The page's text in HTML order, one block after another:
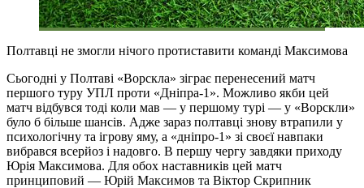
Полтавці не змогли нічого протиставити команді Максимова
Сьогодні у Полтаві «Ворскла» зіграє перенесений матч
першого туру УПЛ проти «Дніпра-1». Можливо якби цей
матч відбувся тоді коли мав — у першому турі — у «Ворскли»
було б більше шансів. Адже зараз полтавці знову втрапили у
психологічну та ігрову яму, а «дніпро-1» зі своєї навпаки
вибрався всерйоз і надовго. В першу чергу завдяки приходу
Юрія Максимова. Для обох наставників цей матч
принциповий — Юрій Максимов та Віктор Скрипник